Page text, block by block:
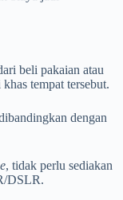
beli pakaian atau
tempat tersebut.
dengan
, tidak perlu sediakan
DSLR.